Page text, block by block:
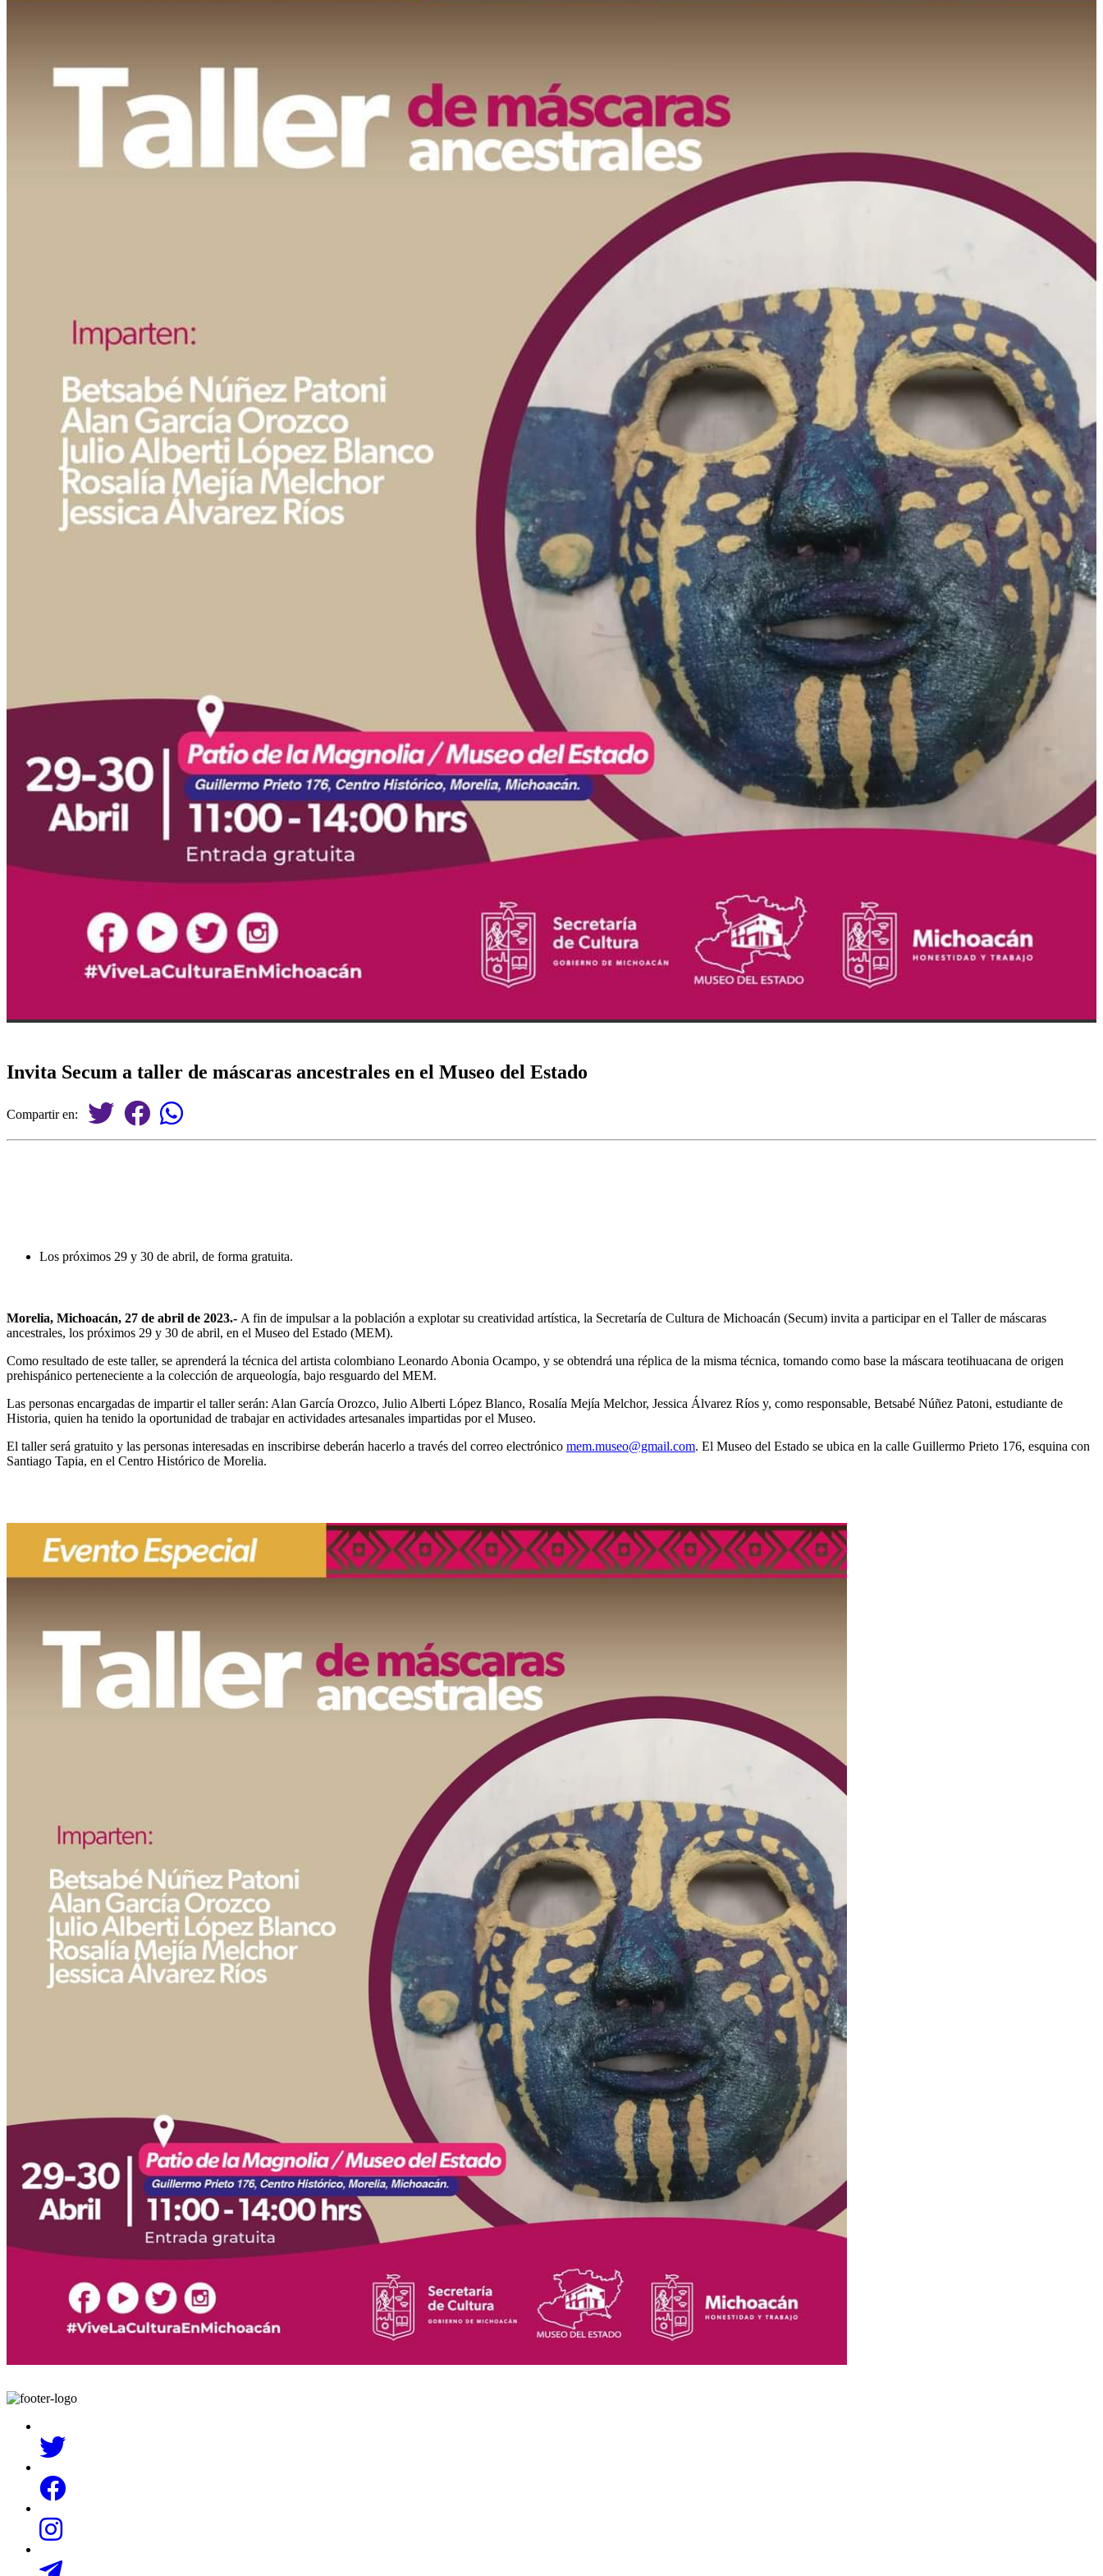
Invita Secum a taller de máscaras ancestrales en el Museo del Estado
Compartir en:
Los próximos 29 y 30 de abril, de forma gratuita.
Morelia, Michoacán, 27 de abril de 2023.- A fin de impulsar a la población a explotar su creatividad artística, la Secretaría de Cultura de Michoacán (Secum) invita a participar en el Taller de máscaras
ancestrales, los próximos 29 y 30 de abril, en el Museo del Estado (MEM).
Como resultado de este taller, se aprenderá la técnica del artista colombiano Leonardo Abonia Ocampo, y se obtendrá una réplica de la misma técnica, tomando como base la máscara teotihuacana de origen
prehispánico perteneciente a la colección de arqueología, bajo resguardo del MEM.
Las personas encargadas de impartir el taller serán: Alan García Orozco, Julio Alberti López Blanco, Rosalía Mejía Melchor, Jessica Álvarez Ríos y, como responsable, Betsabé Núñez Patoni, estudiante de
Historia, quien ha tenido la oportunidad de trabajar en actividades artesanales impartidas por el Museo.
El taller será gratuito y las personas interesadas en inscribirse deberán hacerlo a través del correo electrónico mem.museo@gmail.com. El Museo del Estado se ubica en la calle Guillermo Prieto 176, esquina con
Santiago Tapia, en el Centro Histórico de Morelia.